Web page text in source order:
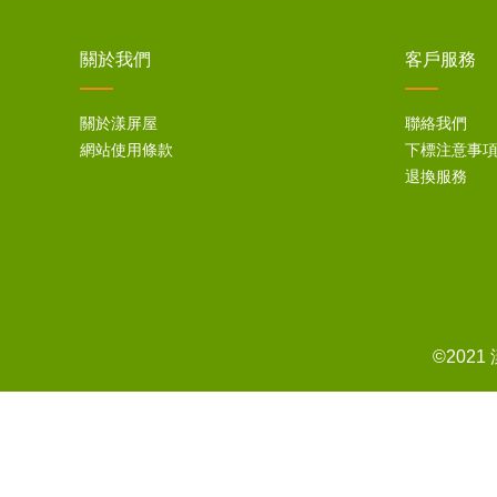
關於我們
關於漾屏屋
網站使用條款
客戶服務
聯絡我們
下標注意事項
退換服務
©2021